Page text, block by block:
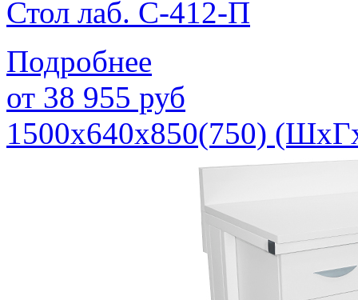
Стол лаб. С-412-П
Подробнее
от 38 955 руб
1500х640х850(750)